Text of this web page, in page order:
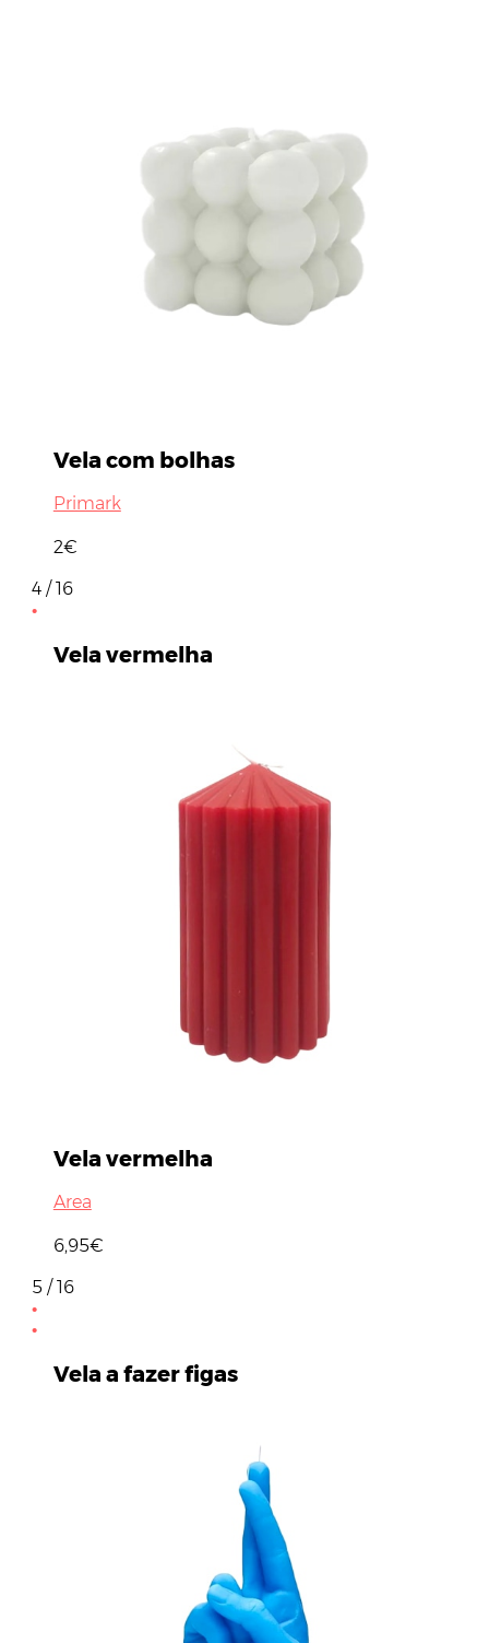
Vela com bolhas
Primark
2€
4 / 16
Vela vermelha
Vela vermelha
Area
6,95€
5 / 16
Vela a fazer figas